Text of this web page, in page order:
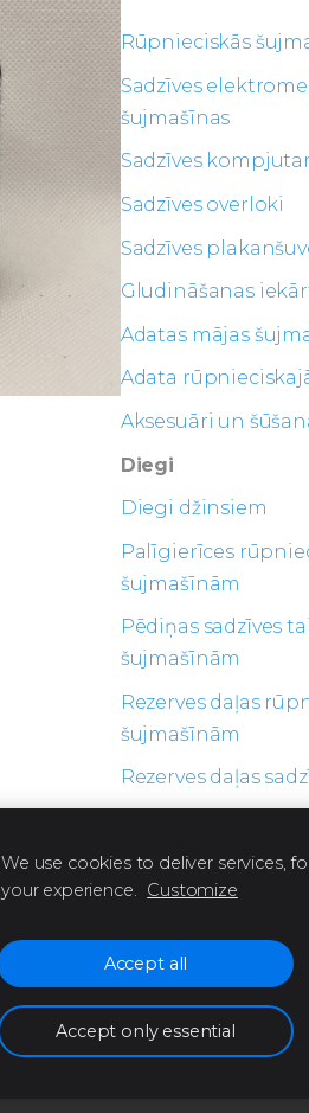
Rūpnieciskās
Sadzīves
šujmašīnas
Sadzīves
Sadzīves overloki
Sadzīves
Gludināšanas
Adatas mājas
Adata
Aksesuāri un
Diegi
Diegi džinsiem
Palīgierīces
šujmašīnām
Pēdiņas sadzīves
šujmašīnām
Rezerves daļas
šujmašīnām
Rezerves daļas
We use cookies to deliver services,
your experience. Customize
Accept all
Accept only essential